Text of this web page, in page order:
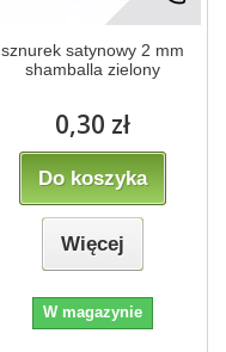
sznurek satynowy 2 mm
shamballa zielony
0,30 zł
Do koszyka
Więcej
W magazynie